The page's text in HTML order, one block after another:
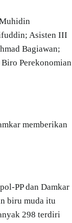
Asisten III
Bagiawan;
Perekonomian
memberikan
PP dan Damkar
biru muda itu
298 terdiri